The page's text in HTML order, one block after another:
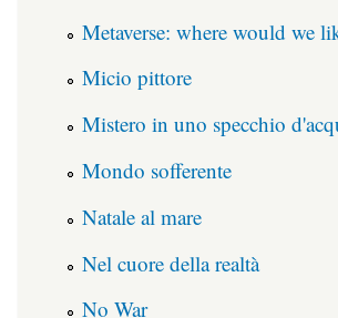
Metaverse: where would we
Micio pittore
Mistero in uno specchio
Mondo sofferente
Natale al mare
Nel cuore della realtà
No War